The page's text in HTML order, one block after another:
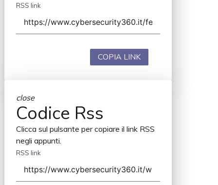
RSS link
COPIA LINK
close
Codice Rss
Clicca sul pulsante per copiare il link RSS
negli appunti.
RSS link